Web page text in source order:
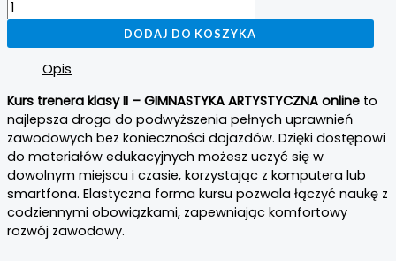
DODAJ DO KOSZYKA
Opis
Kurs trenera klasy II – GIMNASTYKA ARTYSTYCZNA online to
najlepsza droga do podwyższenia pełnych uprawnień
zawodowych bez konieczności dojazdów. Dzięki dostępowi
do materiałów edukacyjnych możesz uczyć się w
dowolnym miejscu i czasie, korzystając z komputera lub
smartfona. Elastyczna forma kursu pozwala łączyć naukę z
codziennymi obowiązkami, zapewniając komfortowy
rozwój zawodowy.